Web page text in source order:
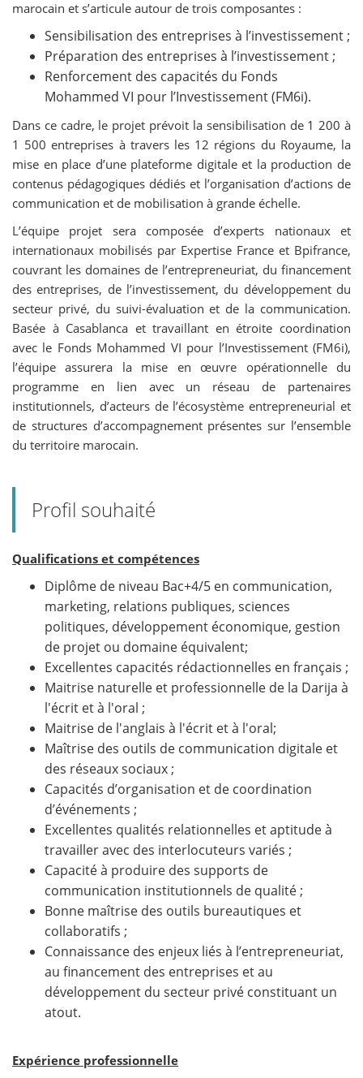
marocain et s’articule autour de trois composantes :
Sensibilisation des entreprises à l’investissement ;
Préparation des entreprises à l’investissement ;
Renforcement des capacités du Fonds
Mohammed VI pour l’Investissement (FM6i).
Dans ce cadre, le projet prévoit la sensibilisation de 1 200 à
1 500 entreprises à travers les 12 régions du Royaume, la
mise en place d’une plateforme digitale et la production de
contenus pédagogiques dédiés et l’organisation d’actions de
communication et de mobilisation à grande échelle.
L’équipe projet sera composée d’experts nationaux et
internationaux mobilisés par Expertise France et Bpifrance,
couvrant les domaines de l’entrepreneuriat, du financement
des entreprises, de l’investissement, du développement du
secteur privé, du suivi-évaluation et de la communication.
Basée à Casablanca et travaillant en étroite coordination
avec le Fonds Mohammed VI pour l’Investissement (FM6i),
l’équipe assurera la mise en œuvre opérationnelle du
programme en lien avec un réseau de partenaires
institutionnels, d’acteurs de l’écosystème entrepreneurial et
de structures d’accompagnement présentes sur l’ensemble
du territoire marocain.
Profil souhaité
Qualifications et compétences
Diplôme de niveau Bac+4/5 en communication,
marketing, relations publiques, sciences
politiques, développement économique, gestion
de projet ou domaine équivalent;
Excellentes capacités rédactionnelles en français ;
Maitrise naturelle et professionnelle de la Darija à
l'écrit et à l'oral ;
Maitrise de l'anglais à l'écrit et à l'oral;
Maîtrise des outils de communication digitale et
des réseaux sociaux ;
Capacités d’organisation et de coordination
d’événements ;
Excellentes qualités relationnelles et aptitude à
travailler avec des interlocuteurs variés ;
Capacité à produire des supports de
communication institutionnels de qualité ;
Bonne maîtrise des outils bureautiques et
collaboratifs ;
Connaissance des enjeux liés à l’entrepreneuriat,
au financement des entreprises et au
développement du secteur privé constituant un
atout.
Expérience professionnelle